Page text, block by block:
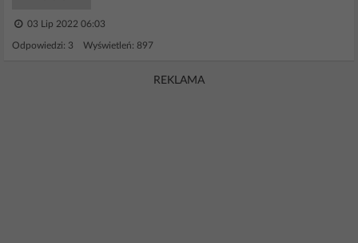
03 Lip 2022 06:03
Odpowiedzi: 3 Wyświetleń: 897
REKLAMA